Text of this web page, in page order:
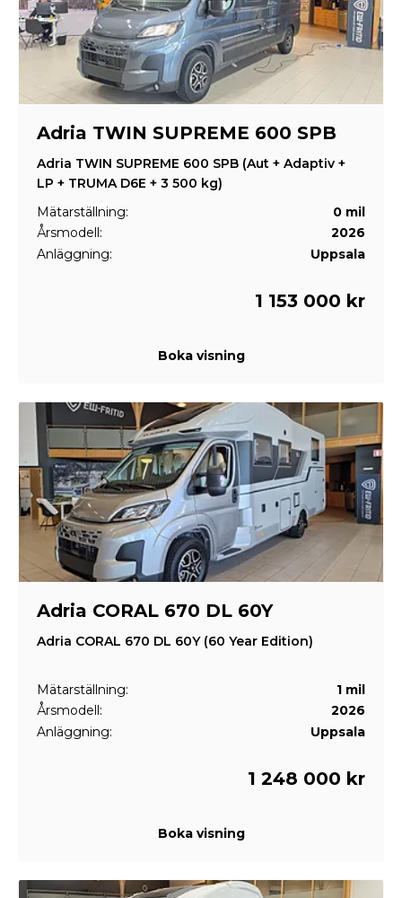
Adria TWIN SUPREME 600 SPB
Adria TWIN SUPREME 600 SPB (Aut + Adaptiv +
LP + TRUMA D6E + 3 500 kg)
Mätarställning:
0 mil
Årsmodell:
2026
Anläggning:
Uppsala
1 153 000 kr
Boka visning
Adria CORAL 670 DL 60Y
Adria CORAL 670 DL 60Y (60 Year Edition)
Mätarställning:
1 mil
Årsmodell:
2026
Anläggning:
Uppsala
1 248 000 kr
Boka visning